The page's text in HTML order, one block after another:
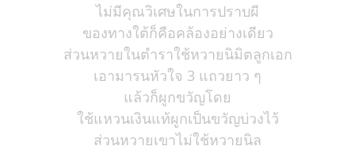
ไม่มีคุณวิเศษในการปราบผี
ของทางใต้ก็คือคล้องอย่างเดียว
ส่วนหวายในตำราใช้หวายนิมิตลูกเอก
เอามารนหัวใจ 3 แถวยาว ๆ
แล้วก็ผูกขวัญโดย
ใช้แหวนเงินแท้ผูกเป็นขวัญบ่วงไว้
ส่วนหวายเขาไม่ใช้หวายนิล